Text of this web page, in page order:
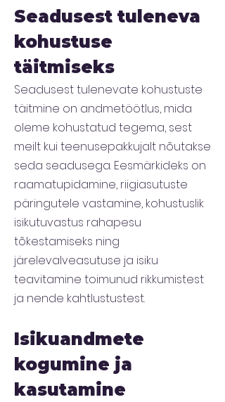
Seadusest tuleneva
kohustuse
täitmiseks
Seadusest tulenevate kohustuste
täitmine on andmetöötlus, mida
oleme kohustatud tegema, sest
meilt kui teenusepakkujalt nõutakse
seda seadusega. Eesmärkideks on
raamatupidamine, riigiasutuste
päringutele vastamine, kohustuslik
isikutuvastus rahapesu
tõkestamiseks ning
järelevalveasutuse ja isiku
teavitamine toimunud rikkumistest
ja nende kahtlustustest.
Isikuandmete
kogumine ja
kasutamine